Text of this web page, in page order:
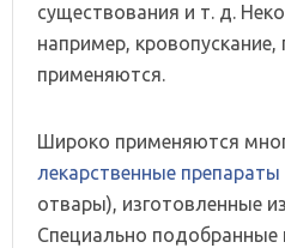
существования и т. д.
например, кровопускание,
применяются.
Широко применяются
лекарственные препараты
отвары), изготовленные
Специально подобранные